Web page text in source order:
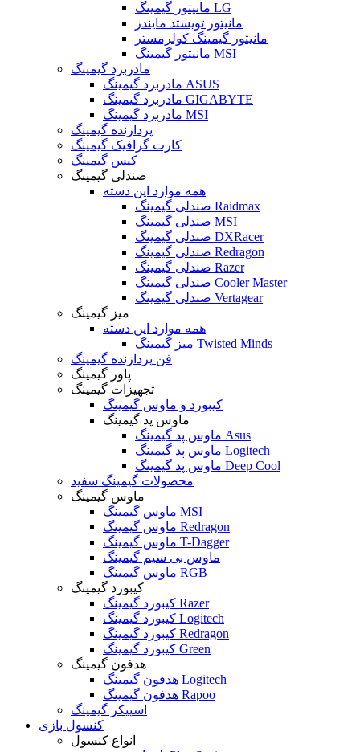
مانیتور گیمینگ LG
مانیتور تویستد مایندز
مانیتور گیمینگ کولرمستر
مانیتور گیمینگ MSI
مادربرد گیمینگ
مادربرد گیمینگ ASUS
مادربرد گیمینگ GIGABYTE
مادربرد گیمینگ MSI
پردازنده گیمینگ
کارت گرافیک گیمینگ
کیس گیمینگ
صندلی گیمینگ
همه موارد این دسته
صندلی گیمینگ Raidmax
صندلی گیمینگ MSI
صندلی گیمینگ DXRacer
صندلی گیمینگ Redragon
صندلی گیمینگ Razer
صندلی گیمینگ Cooler Master
صندلی گیمینگ Vertagear
میز گیمینگ
همه موارد این دسته
میز گیمینگ Twisted Minds
فن پردازنده گیمینگ
پاور گیمینگ
تجهیزات گیمینگ
کیبورد و ماوس گیمینگ
ماوس پد گیمینگ
ماوس پد گیمینگ Asus
ماوس پد گیمینگ Logitech
ماوس پد گیمینگ Deep Cool
محصولات گیمینگ سفید
ماوس گیمینگ
ماوس گیمینگ MSI
ماوس گیمینگ Redragon
ماوس گیمینگ T-Dagger
ماوس بی سیم گیمینگ
ماوس گیمینگ RGB
کیبورد گیمینگ
کیبورد گیمینگ Razer
کیبورد گیمینگ Logitech
کیبورد گیمینگ Redragon
کیبورد گیمینگ Green
هدفون گیمینگ
هدفون گیمینگ Logitech
هدفون گیمینگ Rapoo
اسپیکر گیمینگ
کنسول بازی
انواع کنسول